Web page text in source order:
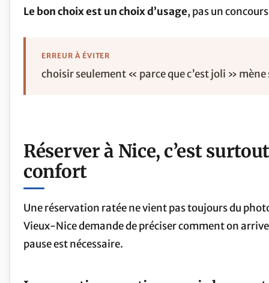
Le bon choix est un choix d’usage, pas un
ERREUR À ÉVITER
choisir seulement « parce que c’est joli » mène
Réserver à Nice, c’est
confort
Une réservation ratée ne vient pas toujours du
Vieux-Nice demande de préciser comment on
pause est nécessaire.